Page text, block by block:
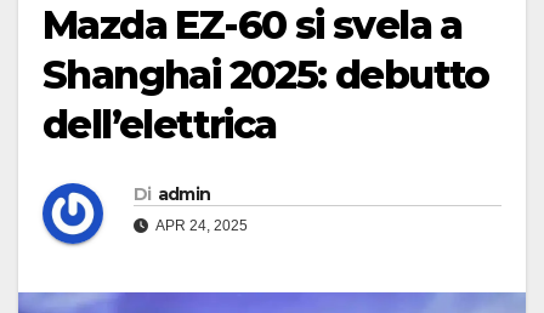
Mazda EZ-60 si svela a
Shanghai 2025: debutto
dell’elettrica
Di admin
APR 24, 2025